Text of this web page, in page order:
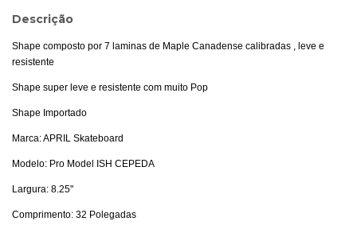
Descrição
Shape composto por 7 laminas de Maple Canadense calibradas , leve e
resistente
Shape super leve e resistente com muito Pop
Shape Importado
Marca: APRIL Skateboard
Modelo: Pro Model ISH CEPEDA
Largura: 8.25"
Comprimento: 32 Polegadas